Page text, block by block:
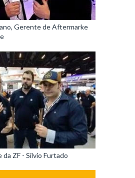
Gerente de Aftermarke
ZF - Silvio Furtado